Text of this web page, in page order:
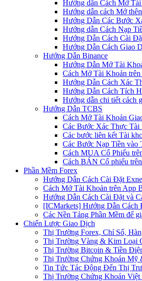
Hướng dẫn Cách Mở
Hướng dẫn cách Mở
Hướng Dẫn Các Bước
Hướng dẫn Cách Nạp
Hướng Dẫn Cách Cài
Hướng Dẫn Cách Giao
Hướng Dẫn Binance
Hướng Dẫn Mở Tài
Cách Mở Tài Khoản
Hướng Dẫn Cách Xác
Hướng Dẫn Cách Tích
Hướng dẫn chi tiết cách
Hướng Dẫn TCBS
Cách Mở Tài Khoản
Các Bước Xác Thực Tài
Các bước liên kết Tài
Các Bước Nạp Tiền
Cách MUA Cổ Phiếu
Cách BÁN Cổ phiếu
Phần Mềm Forex
Hướng Dẫn Cách Cài Đặt
Cách Mở Tài Khoản trên App
Hướng Dẫn Cách Cài Đặt và
[ICMarkets] Hướng Dẫn Cách
Các Nền Tảng Phần Mềm để
Chiến Lược Giao Dịch
Thị Trường Forex, Chỉ Số,
Thị Trường Vàng & Kim Loại
Thị Trường Bitcoin & Tiền
Thị Trường Chứng Khoán Mỹ
Tin Tức Tác Động Đến Thị
Thị Trường Chứng Khoán Việt